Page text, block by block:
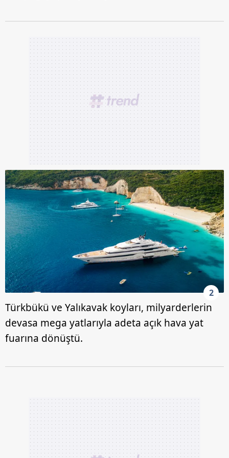
2
Türkbükü ve Yalıkavak koyları, milyarderlerin
devasa mega yatlarıyla adeta açık hava yat
fuarına dönüştü.